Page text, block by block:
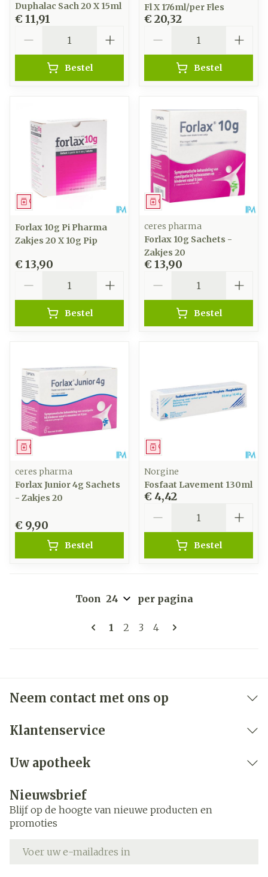
Duphalac Sach 20 X 15ml
€ 11,91
Bestel
Fl X 176ml/per Fles
€ 20,32
Bestel
Geneesmiddel
Forlax 10g Pi Pharma
Zakjes 20 X 10g Pip
€ 13,90
Bestel
Geneesmiddel
ceres pharma
Forlax 10g Sachets -
Zakjes 20
€ 13,90
Bestel
Geneesmiddel
ceres pharma
Forlax Junior 4g Sachets
- Zakjes 20
€ 9,90
Bestel
Geneesmiddel
Norgine
Fosfaat Lavement 130ml
€ 4,42
Bestel
Pagina's
U lees momenteel pagina
1 Pagina
2 Pagina
3 Pagina
4
Toon per pagina
Neem contact met ons op
Klantenservice
Uw apotheek
Nieuwsbrief
Blijf op de hoogte van nieuwe producten en
promoties